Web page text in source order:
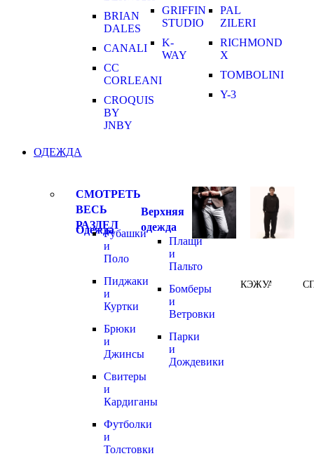
BRIAN
DALES
CANALI
CC
CORLEANI
CROQUIS
BY
JNBY
GRIFFIN
STUDIO
K-
WAY
PAL
ZILERI
RICHMOND
X
TOMBOLINI
Y-3
ОДЕЖДА
СМОТРЕТЬ
ВЕСЬ
РАЗДЕЛ
ОдеждаРубашки
и
Поло
Пиджаки
и
Куртки
Брюки
и
Джинсы
Свитеры
и
Кардиганы
Футболки
и
Толстовки
Верхняя
одежда
Плащи
и
Пальто
Бомберы
и
Ветровки
Парки
и
Дождевики
КЭЖУАЛ